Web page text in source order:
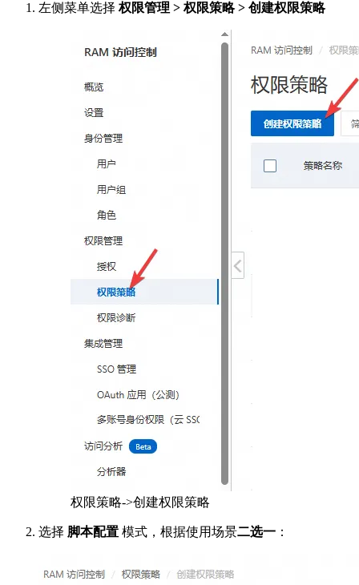
左侧菜单选择权限管理 > 权限策略 > 创建权限策略
权限策略->创建权限策略
选择 脚本配置 模式，根据使用场景二选一 ：